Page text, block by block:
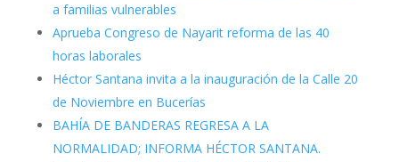
a familias vulnerables
Aprueba Congreso de Nayarit reforma de las 40
horas laborales
Héctor Santana invita a la inauguración de la Calle 20
de Noviembre en Bucerías
BAHÍA DE BANDERAS REGRESA A LA
NORMALIDAD; INFORMA HÉCTOR SANTANA.